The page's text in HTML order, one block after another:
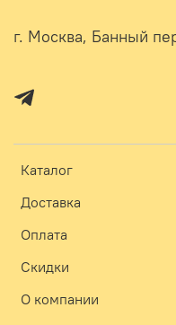
Каталог
Доставка
Оплата
Скидки
О компании
г. Москва, Банный